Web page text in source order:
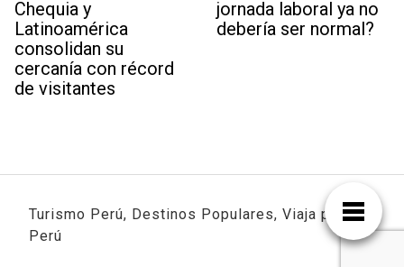
Chequia y
Latinoamérica
consolidan su
cercanía con récord
de visitantes
jornada laboral ya no
debería ser normal?
Turismo Perú, Destinos Populares, Viaja por
Perú